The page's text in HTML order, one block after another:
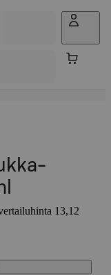
13,12